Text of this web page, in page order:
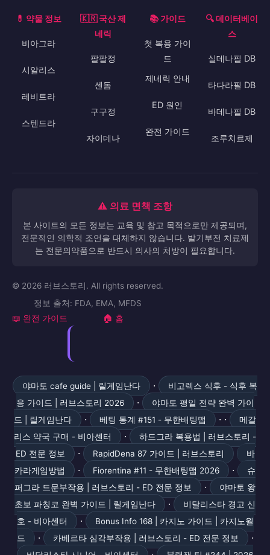
💊 약물 정보
비아그라
시알리스
레비트라
스텐드라
🇰🇷 국산 제
네릭
팔팔정
센돔
구구정
자이데나
📚 가이드
첫 복용 가이
드
제네릭 안내
ED 원인
완전 가이드
🔍 데이터베이
스
실데나필 DB
타다라필 DB
바데나필 DB
조루치료제
⚠️ 의료 면책 조항
본 사이트의 모든 정보는 교육 및 참고 목적으로만 제공되며,
전문적인 의학적 조언을 대체하지 않습니다. 발기부전 치료제
는 전문의약품으로 반드시 의사의 처방이 필요합니다.
© 2026 러브스토리. All rights reserved.
정보 출처: FDA, EMA, MFDS
📖 완전 가이드 🏠 홈
야마토 cafe guide | 릴게임난다 ·
비고렉스 식후 - 식후 복
용 가이드 | 러브스토리 2026
·
야마토 평일 전략 완벽 가이
드 | 릴게임난다
· 베팅 통계 #151 - 무한배팅맵 · ·
메갈
리스 약국 구매 - 비아센터
·
하드그라 복용법 | 러브스토리 -
ED 전문 정보
· RapidDena 87 가이드 | 러브스토리
바
카라게임방법
· Fiorentina #11 - 무한배팅맵 2026 ·
슈
퍼그라 드문부작용 | 러브스토리 - ED 전문 정보
·
야마토 왕
초보 파칭코 완벽 가이드 | 릴게임난다
·
비달리스타 경고 신
호 - 비아센터
·
Bonus Info 168 | 카지노 가이드 | 카지노월
드
· 카베르타 심각부작용 | 러브스토리 - ED 전문 정보 ·